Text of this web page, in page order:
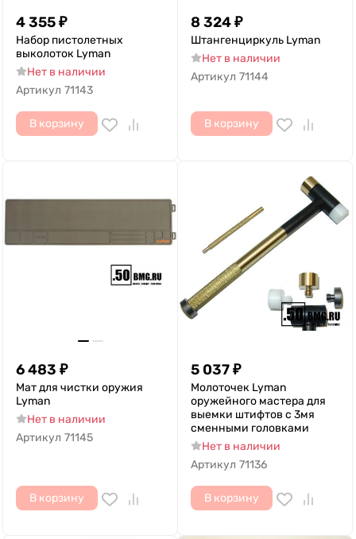
4 355₽
Набор пистолетных
выколоток Lyman
Нет в наличии
Артикул 71143
В корзину
8 324₽
Штангенциркуль Lyman
Нет в наличии
Артикул 71144
В корзину
6 483 ₽
Мат для чистки оружия
Lyman
Нет в наличии
Артикул 71145
В корзину
5 037₽
Молоточек Lyman
оружейного мастера для
выемки штифтов c 3мя
сменными головками
Нет в наличии
Артикул 71136
В корзину